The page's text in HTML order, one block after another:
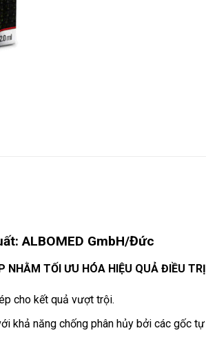
ALBOMED GmbH/Đức
TỐI ƯU HÓA HIỆU QUẢ ĐIỀU
cho kết quả vượt trội.
khả năng chống phân hủy bởi các gốc